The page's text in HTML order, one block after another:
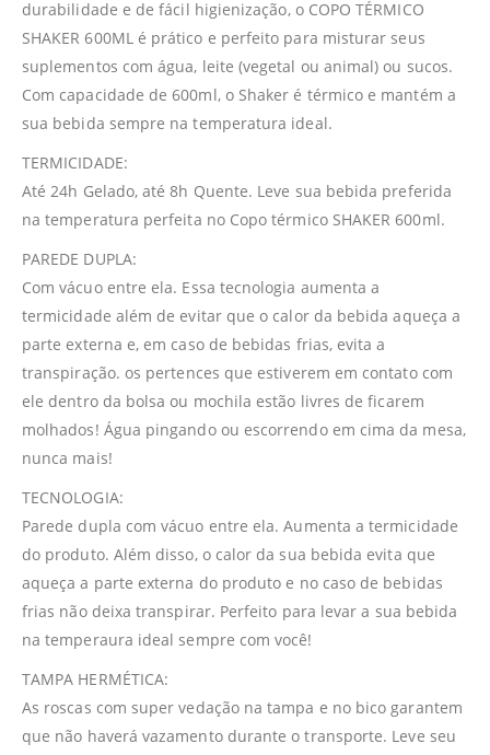
durabilidade e de fácil higienização, o COPO TÉRMICO
SHAKER 600ML é prático e perfeito para misturar seus
suplementos com água, leite (vegetal ou animal) ou sucos.
Com capacidade de 600ml, o Shaker é térmico e mantém a
sua bebida sempre na temperatura ideal.
TERMICIDADE:
Até 24h Gelado, até 8h Quente. Leve sua bebida preferida
na temperatura perfeita no Copo térmico SHAKER 600ml.
PAREDE DUPLA:
Com vácuo entre ela. Essa tecnologia aumenta a
termicidade além de evitar que o calor da bebida aqueça a
parte externa e, em caso de bebidas frias, evita a
transpiração. os pertences que estiverem em contato com
ele dentro da bolsa ou mochila estão livres de ficarem
molhados! Água pingando ou escorrendo em cima da mesa,
nunca mais!
TECNOLOGIA:
Parede dupla com vácuo entre ela. Aumenta a termicidade
do produto. Além disso, o calor da sua bebida evita que
aqueça a parte externa do produto e no caso de bebidas
frias não deixa transpirar. Perfeito para levar a sua bebida
na temperaura ideal sempre com você!
TAMPA HERMÉTICA:
As roscas com super vedação na tampa e no bico garantem
que não haverá vazamento durante o transporte. Leve seu